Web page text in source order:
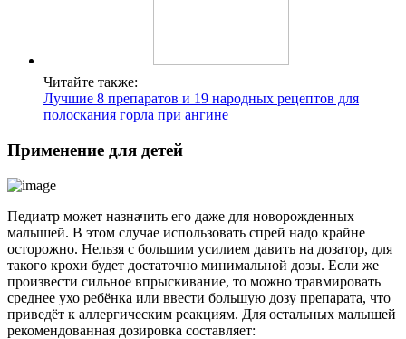
Читайте также:
Лучшие 8 препаратов и 19 народных рецептов для
полоскания горла при ангине
Применение для детей
Педиатр может назначить его даже для новорожденных
малышей. В этом случае использовать спрей надо крайне
осторожно. Нельзя с большим усилием давить на дозатор, для
такого крохи будет достаточно минимальной дозы. Если же
произвести сильное впрыскивание, то можно травмировать
среднее ухо ребёнка или ввести большую дозу препарата, что
приведёт к аллергическим реакциям. Для остальных малышей
рекомендованная дозировка составляет: